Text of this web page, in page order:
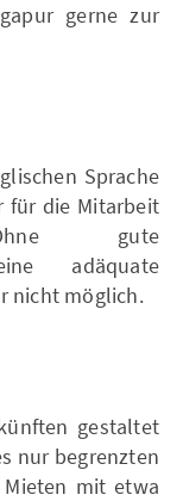
gerne zur
Sprache
für die Mitarbeit
gute
adäquate
nicht möglich.
gestaltet
nur begrenzten
mit etwa